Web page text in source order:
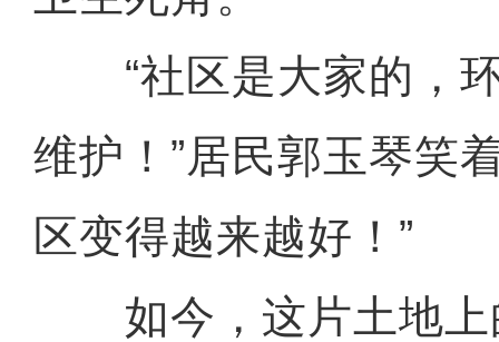
“社区是大家的，环
维护！”居民郭玉琴笑
区变得越来越好！”
如今，这片土地上